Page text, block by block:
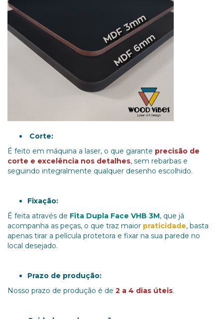
Corte:
É feito em máquina a laser, o que garante precisão de
corte e excelência nos detalhes, sem rebarbas e
seguindo integralmente qualquer desenho escolhido.
Fixação:
É feita através de Fita Dupla Face VHB 3M, que já
acompanha as peças, o que traz maior praticidade, basta
apenas tirar a película protetora e fixar na sua parede no
local desejado.
Prazo de produção:
Nosso prazo de produção é de 2 a 4 dias úteis.